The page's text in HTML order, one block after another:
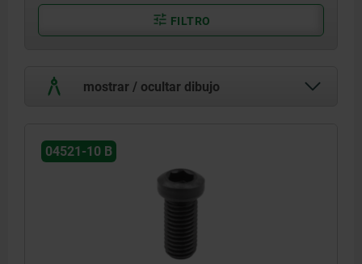
FILTRO
mostrar / ocultar dibujo
04521-10 B